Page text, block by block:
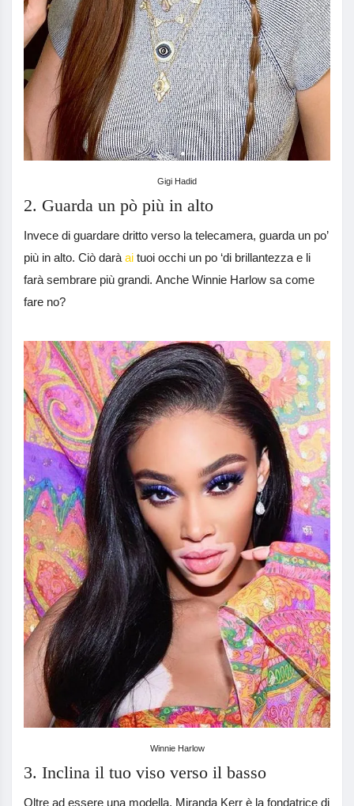
Gigi Hadid
2. Guarda un pò più in alto
Invece di guardare dritto verso la telecamera, guarda un po’
più in alto. Ciò darà ai tuoi occhi un po ‘di brillantezza e li
farà sembrare più grandi. Anche Winnie Harlow sa come
fare no?
Winnie Harlow
3. Inclina il tuo viso verso il basso
Oltre ad essere una modella, Miranda Kerr è la fondatrice di